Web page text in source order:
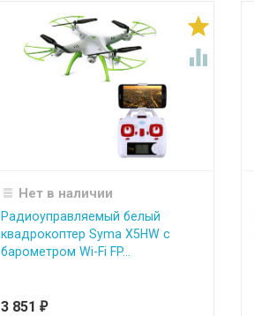


Нет в наличии
Радиоуправляемый белый
квадрокоптер Syma X5HW с
барометром Wi-Fi FP...
3 851₽